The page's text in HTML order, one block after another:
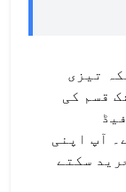
تیزی
قسم کی
آپ اپنی
سکتے